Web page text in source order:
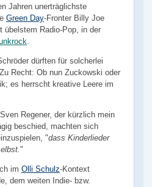
Jahren unerträglichste
Green Day-Fronter Billy Joe
übelstem Radio-Pop, in der
dürften für solcherlei
Recht: Ob nun Zuckowski oder
es herrscht kreative Leere im
Regener, der kürzlich mein
beschied, machten sich
"dass Kinderlieder
"
im Olli Schulz-Kontext
dem weiten Indie- bzw.